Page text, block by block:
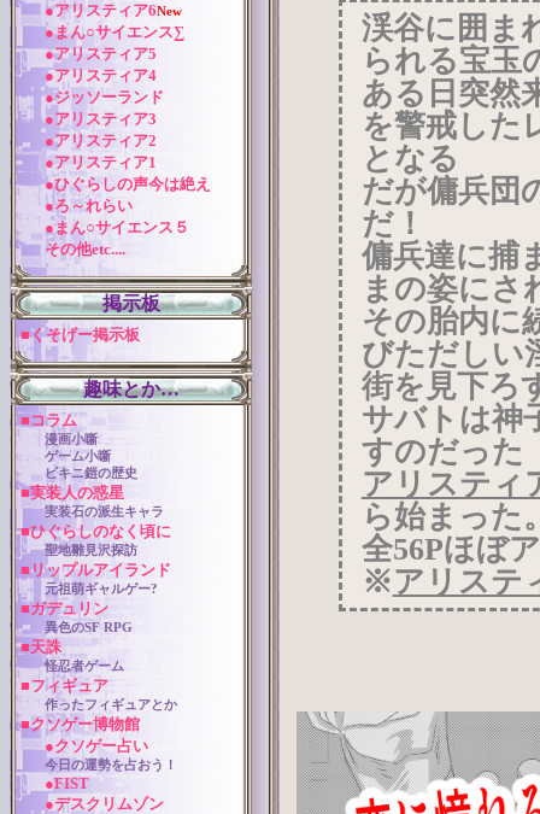
●アリスティア6New
●まん○サイエンス∑
●アリスティア5
●アリスティア4
●ジッソーランド
●アリスティア3
●アリスティア2
●アリスティア1
●ひぐらしの声今は絶え
●ろ～れらい
●まん○サイエンス５
その他etc....
掲示板
■くそげー掲示板
趣味とか…
■コラム
漫画小噺
ゲーム小噺
ビキニ鎧の歴史
■実装人の惑星
実装石の派生キャラ
■ひぐらしのなく頃に
聖地雛見沢探訪
■リップルアイランド
元祖萌ギャルゲー?
■ガデュリン
異色のSF RPG
■天誅
怪忍者ゲーム
■フィギュア
作ったフィギュアとか
■クソゲー博物館
●クソゲー占い
今日の運勢を占おう！
●FIST
●デスクリムゾン
渓谷に囲ま
られる宝玉
ある日突然
を警戒した
となる
だが傭兵団
だ！
傭兵達に捕
まの姿にさ
その胎内に
びただしい
街を見下ろ
サバトは神
すのだった
アリスティ
ら始まった
全56Pほぼ
※アリステ